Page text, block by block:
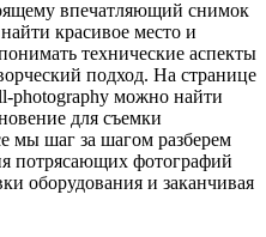
впечатляющий снимок
красивое место и
технические аспекты
подход. На странице
photography можно найти
для съемки
мы шаг за шагом разберем
потрясающих фотографий
оборудования и заканчивая